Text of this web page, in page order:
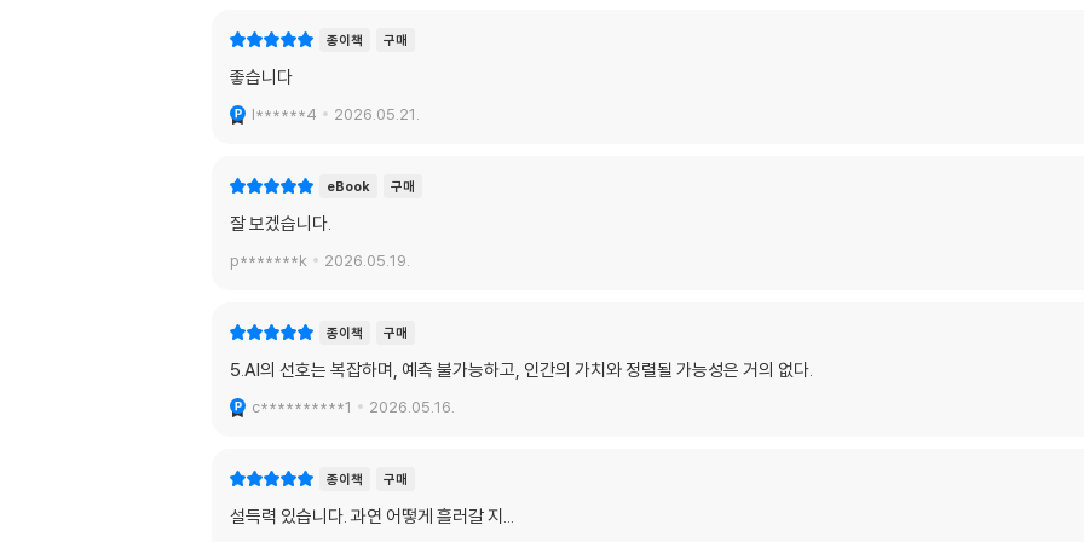
종이책 구매
좋습니다
l******4 2026.05.21.
eBook 구매
잘 보겠습니다.
p*******k 2026.05.19.
종이책 구매
5.AI의 선호는 복잡하며, 예측 불가능하고, 인간의 가치와 정렬될 가능성은 거의 없다.
c**********1 2026.05.16.
종이책 구매
설득력 있습니다. 과연 어떻게 흘러갈 지...